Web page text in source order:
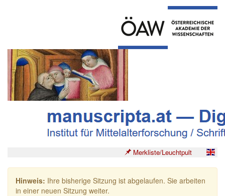
Merkliste/Leuchtpult
Hinweis: Ihre bisherige Sitzung ist abgelaufen. Sie arbeiten
in einer neuen Sitzung weiter.